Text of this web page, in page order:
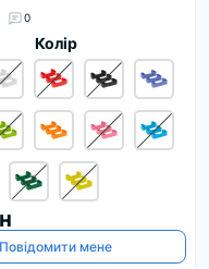
0
Колір
Повідомити мене